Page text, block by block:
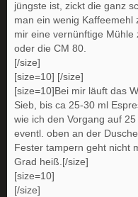
jüngste ist, zickt die ganz
man ein wenig Kaffeemehl
mir eine vernünftige
oder die CM 80.
[/size]
[size=10] [/size]
[size=10]Bei mir läuft das
Sieb, bis ca 25-30 ml
wie ich den Vorgang auf
eventl. oben an der
Fester tampern geht nicht
Grad heiß.[/size]
[size=10]
[/size]